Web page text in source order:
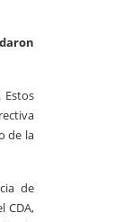
de la
de
CDA,